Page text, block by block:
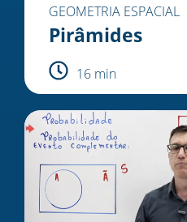
GEOMETRIA ESPACIAL
Pirâmides
16 min